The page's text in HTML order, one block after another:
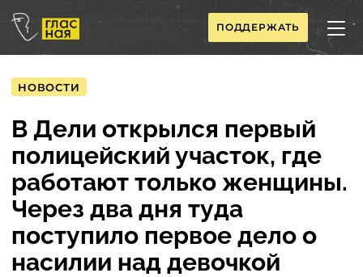
ПОДДЕРЖАТЬ
НОВОСТИ
В Дели открылся первый
полицейский участок, где
работают только женщины.
Через два дня туда
поступило первое дело о
насилии над девочкой